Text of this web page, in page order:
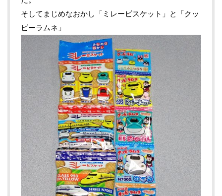
そしてまじめなおかし「ミレービスケット」と「クッ
ピーラムネ」